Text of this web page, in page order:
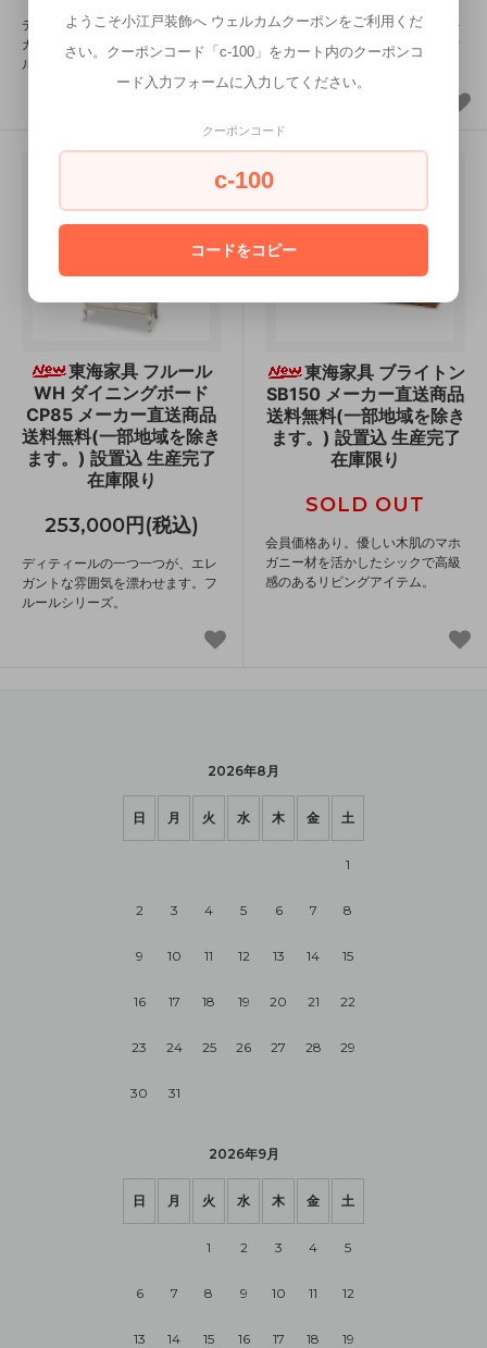
ディティールの一つ一つが、エレ
ガントな雰囲気を漂わせます。フ
ルールシリーズ。
ディティールの一つ一つが、エレ
ガントな雰囲気を漂わせます。フ
東海家具 フルール
WH ダイニングボード
CP85 メーカー直送商品
送料無料(一部地域を除き
ます。) 設置込 生産完了
在庫限り
253,000円(税込)
ディティールの一つ一つが、エレ
ガントな雰囲気を漂わせます。フ
ルールシリーズ。
東海家具 ブライトン
SB150 メーカー直送商品
送料無料(一部地域を除き
ます。) 設置込 生産完了
在庫限り
SOLD OUT
会員価格あり。優しい木肌のマホ
ガニー材を活かしたシックで高級
感のあるリビングアイテム。
2026年8月
日 月 火 水 木 金 土
1
2 3 4 5 6 7 8
9 10 11 12 13 14 15
16 17 18 19 20 21 22
23 24 25 26 27 28 29
30 31
2026年9月
日 月 火 水 木 金 土
1 2 3 4 5
6 7 8 9 10 11 12
13 14 15 16 17 18 19
ようこそ小江戸装飾へ ウェルカムクーポンをご利用くだ
さい。クーポンコード「c-100」をカート内のクーポンコ
ード入力フォームに入力してください。
クーポンコード
c-100
コードをコピー